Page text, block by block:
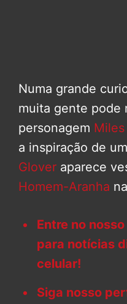
Numa grande
muita gente pode
personagem
a inspiração de
Glover aparece
Homem-Aranha
Entre no
para notícias
celular!
Siga nosso